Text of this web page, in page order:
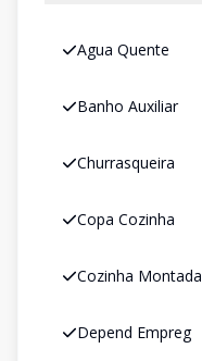
Agua Quente
Banho Auxiliar
Churrasqueira
Copa Cozinha
Cozinha Montada
Depend Empreg